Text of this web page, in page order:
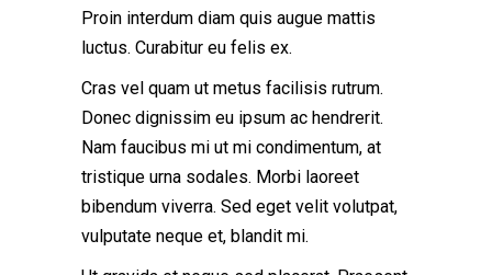
Proin interdum diam quis augue mattis
luctus. Curabitur eu felis ex.
Cras vel quam ut metus facilisis rutrum.
Donec dignissim eu ipsum ac hendrerit.
Nam faucibus mi ut mi condimentum, at
tristique urna sodales. Morbi laoreet
bibendum viverra. Sed eget velit volutpat,
vulputate neque et, blandit mi.